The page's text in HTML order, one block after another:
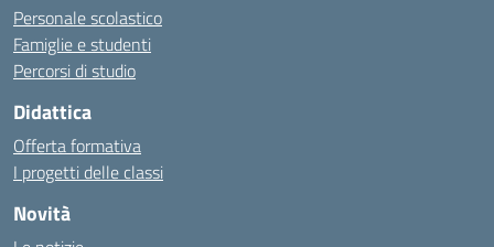
Personale scolastico
Famiglie e studenti
Percorsi di studio
Didattica
Offerta formativa
I progetti delle classi
Novità